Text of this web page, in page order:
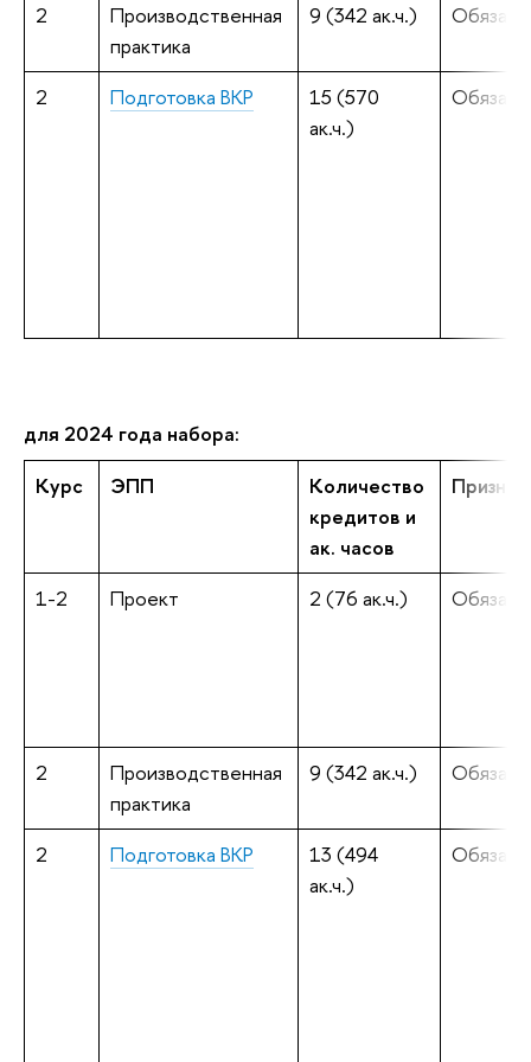
2
Производственная
практика
9 (342 ак.ч.)
2 Подготовка ВКР
15 (570
ак.ч.)
для 2024 года набора:
Курс
ЭПП
Количество
кредитов и
ак. часов
1-2 Проект 2 (76 ак.ч.)
2
Производственная
практика
9 (342 ак.ч.)
2 Подготовка ВКР
13 (494
ак.ч.)